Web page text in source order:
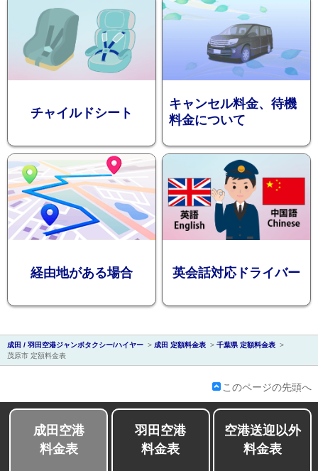
成
田
会社紹介
チャイルドシート
キャンセル料金、待機
料金について
経由地がある場合 英会話対応ドライバー
成田 / 羽田空港ジャンボタクシー/ハイヤー > 成田 定額料金表 > 千葉県 定額料金表 >
茂原市 定額料金表
このページの先頭へ
成田空港
料金表
羽田空港
料金表
空港送迎以外
料金表